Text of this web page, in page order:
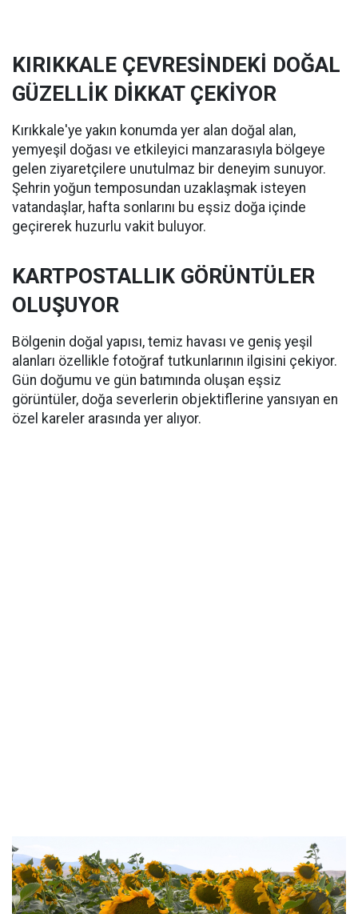
KIRIKKALE ÇEVRESİNDEKİ DOĞAL
GÜZELLİK DİKKAT ÇEKİYOR
Kırıkkale'ye yakın konumda yer alan doğal alan,
yemyeşil doğası ve etkileyici manzarasıyla bölgeye
gelen ziyaretçilere unutulmaz bir deneyim sunuyor.
Şehrin yoğun temposundan uzaklaşmak isteyen
vatandaşlar, hafta sonlarını bu eşsiz doğa içinde
geçirerek huzurlu vakit buluyor.
KARTPOSTALLIK GÖRÜNTÜLER
OLUŞUYOR
Bölgenin doğal yapısı, temiz havası ve geniş yeşil
alanları özellikle fotoğraf tutkunlarının ilgisini çekiyor.
Gün doğumu ve gün batımında oluşan eşsiz
görüntüler, doğa severlerin objektiflerine yansıyan en
özel kareler arasında yer alıyor.